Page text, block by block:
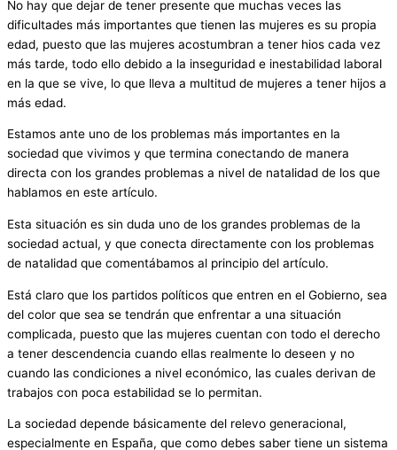
No hay que dejar de tener presente que muchas veces las
dificultades más importantes que tienen las mujeres es su propia
edad, puesto que las mujeres acostumbran a tener hios cada vez
más tarde, todo ello debido a la inseguridad e inestabilidad laboral
en la que se vive, lo que lleva a multitud de mujeres a tener hijos a
más edad.
Estamos ante uno de los problemas más importantes en la
sociedad que vivimos y que termina conectando de manera
directa con los grandes problemas a nivel de natalidad de los que
hablamos en este artículo.
Esta situación es sin duda uno de los grandes problemas de la
sociedad actual, y que conecta directamente con los problemas
de natalidad que comentábamos al principio del artículo.
Está claro que los partidos políticos que entren en el Gobierno, sea
del color que sea se tendrán que enfrentar a una situación
complicada, puesto que las mujeres cuentan con todo el derecho
a tener descendencia cuando ellas realmente lo deseen y no
cuando las condiciones a nivel económico, las cuales derivan de
trabajos con poca estabilidad se lo permitan.
La sociedad depende básicamente del relevo generacional,
especialmente en España, que como debes saber tiene un sistema